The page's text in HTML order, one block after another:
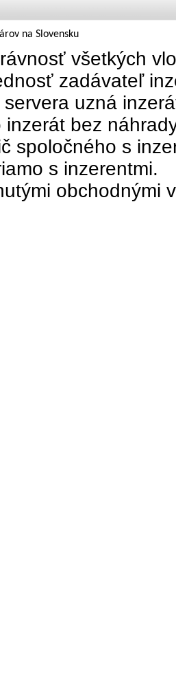
na Slovensku
všetkých
zadávateľ
uzná
inzerát bez
spoločného s
s inzerentmi.
obchodnými